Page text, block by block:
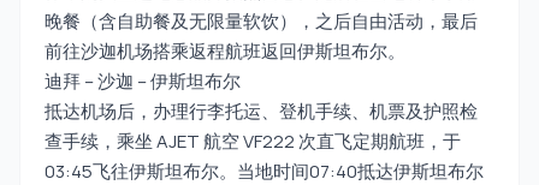
晚餐（含自助餐及无限量软饮），之后自由活动，最后
前往沙迦机场搭乘返程航班返回伊斯坦布尔。
迪拜 – 沙迦 – 伊斯坦布尔
抵达机场后，办理行李托运、登机手续、机票及护照检
查手续，乘坐 AJET 航空 VF222 次直飞定期航班，于
03:45飞往伊斯坦布尔。当地时间07:40抵达伊斯坦布尔